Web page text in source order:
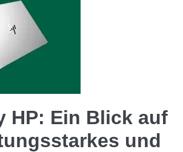
HP: Ein Blick auf
und